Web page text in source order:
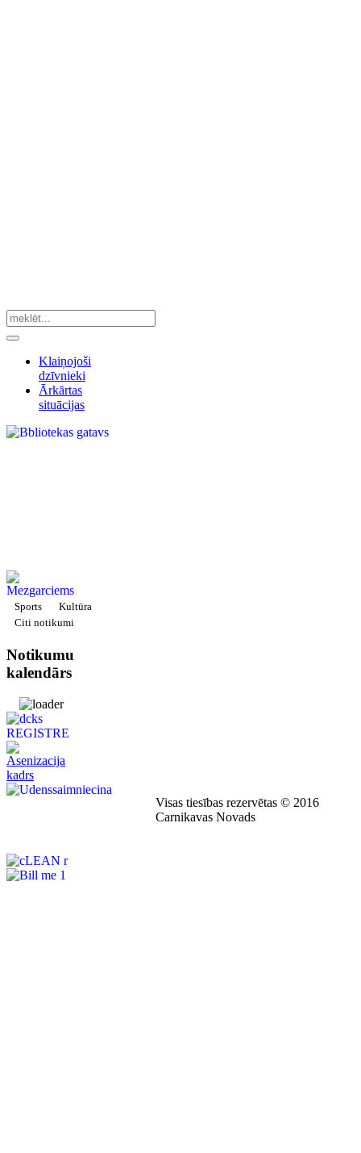
Klaiņojoši
dzīvnieki
Ārkārtas
situācijas
Sports
Kultūra
Citi notikumi
Notikumu
kalendārs
Visas tiesības rezervētas © 2016
Carnikavas Novads